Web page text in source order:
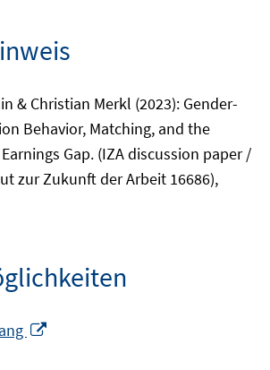
& Christian Merkl (2023): Gender-
Behavior, Matching, and the
Gap. (IZA discussion paper /
zur Zukunft der Arbeit 16686),